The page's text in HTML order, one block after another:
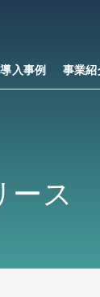
導入事例 事業
ース